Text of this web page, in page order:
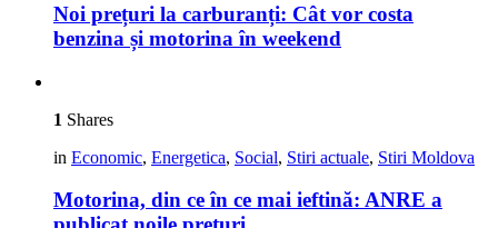
Noi prețuri la carburanți: Cât vor costa
benzina și motorina în weekend
1 Shares
in Economic, Energetica, Social, Stiri actuale, Stiri Moldova
Motorina, din ce în ce mai ieftină: ANRE a